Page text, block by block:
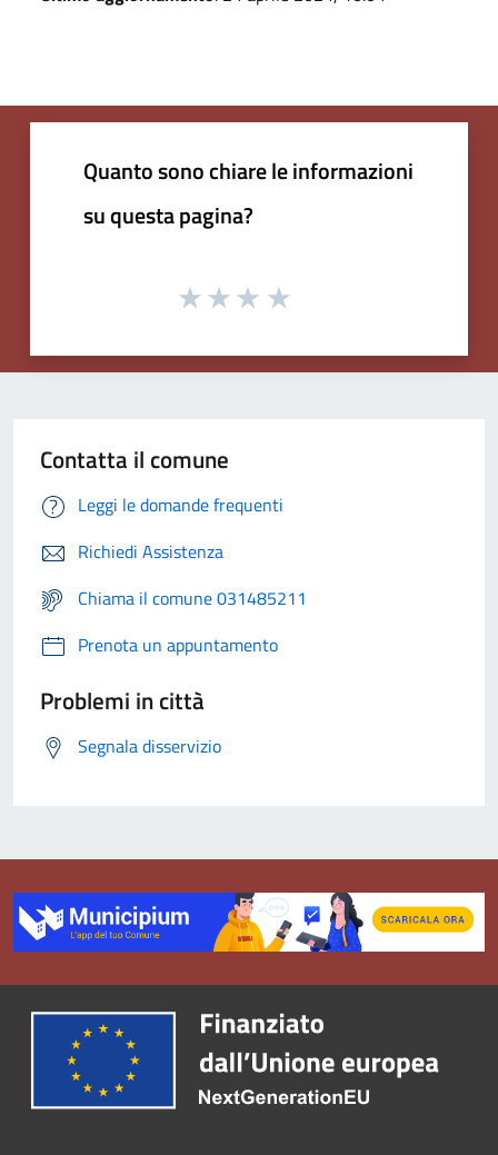
Quanto sono chiare le informazioni
su questa pagina?
Contatta il comune
Leggi le domande frequenti
Richiedi Assistenza
Chiama il comune 031485211
Prenota un appuntamento
Problemi in città
Segnala disservizio